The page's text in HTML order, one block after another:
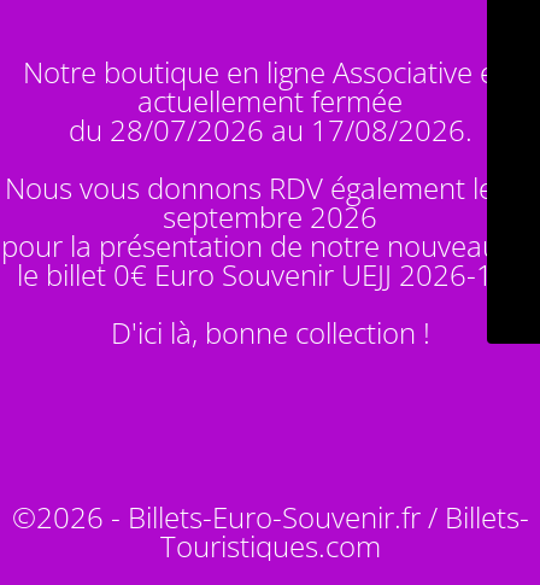
Notre boutique en ligne Associative est
actuellement fermée
du 28/07/2026 au 17/08/2026.
Nous vous donnons RDV également le 14
septembre 2026
pour la présentation de notre nouveauté :
le billet 0€ Euro Souvenir UEJJ 2026-10
D'ici là, bonne collection !
©2026 - Billets-Euro-Souvenir.fr / Billets-
Touristiques.com